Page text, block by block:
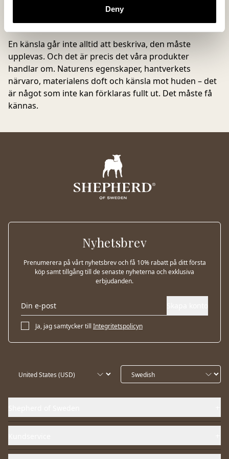
Deny
100% Upplevelse
En känsla går inte alltid att beskriva, den måste
upplevas. Och det är precis det våra produkter
handlar om. Naturens egenskaper, hantverkets
närvaro, materialens doft och känsla mot huden – det
är något som inte kan förklaras fullt ut. Det måste få
kännas.
Nyhetsbrev
Prenumerera på vårt nyhetsbrev och få 10% rabatt på ditt första
köp samt tillgång till de senaste nyheterna och exklusiva
erbjudanden.
Ja, jag samtycker till Integritetspolicyn